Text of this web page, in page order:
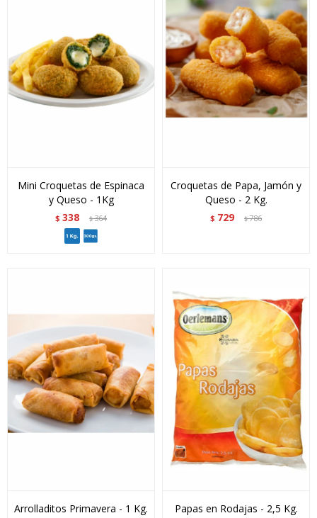
Mini Croquetas de Espinaca
y Queso - 1Kg
$ 338 $364
Croquetas de Papa, Jamón y
Queso - 2 Kg.
$ 729 $786
Arrolladitos Primavera - 1 Kg. Papas en Rodajas - 2,5 Kg.